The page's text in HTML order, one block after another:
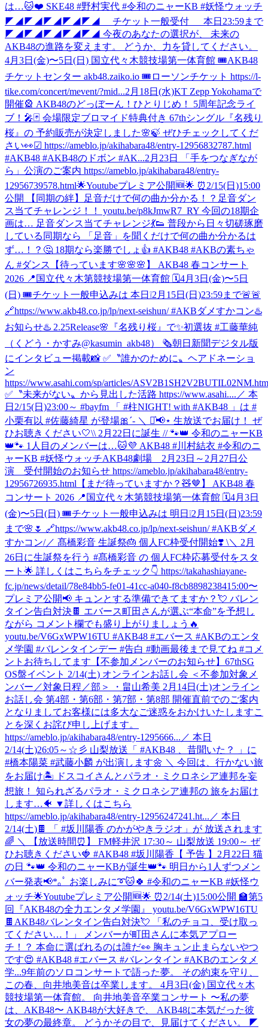
は…🐱❤️ SKE48 #野村実代 #令和のニャーKB #妖怪ウォッチ
◤◢◤◢◤◢◤◢◤◢ チケット一般受付 本日23:59まで
◤◢◤◢◤◢◤◢◤◢ 今夜のあなたの選択が、 未来の
AKB48の進路を変えます。 どうか、力を貸してください。
4月3日(金)〜5日(日) 国立代々木競技場第一体育館 🎟AKB48
チケットセンター akb48.zaiko.io 🎟ローソンチケット https://l-
tike.com/concert/mevent/?mid...2月18日(水)KT Zepp Yokohamaで
開催🎡 AKB48のどっぼーん！ひとりじめ！ 5周年記念ライ
ブ！🎤🃏 会場限定ブロマイド特典付き 67thシングル『名残り
桜』の 予約販売が決定しました🌸🍃 ぜひチェックしてくだ
さい👀☑︎ https://ameblo.jp/akihabara48/entry-12956832787.html
#AKB48 #AKB48のドボン #AK...2月23日 「手をつなぎなが
ら」公演のご案内 https://ameblo.jp/akihabara48/entry-
12956739578.html🌟Youtubeプレミア公開🆕🌟 ⏰2/15(日)15:00
公開 【同期の絆】足音だけで何の曲か分かる！？足音ダン
ス当てチャレンジ！！ youtu.be/p8kJmwR7_RY 今回の18期企
画は… 足音ダンス当てチャレンジ💃👟 普段から日々切磋琢磨
している同期なら 「足音」を聞くだけで何の曲か分かるは
ず…！？🤔 18期なら楽勝でしょ👍 #AKB48 #AKBの素ちゃ
ん #ダンス
【待っています🌸🌸🌸】 AKB48 春コンサート
2026 📍国立代々木第競技場第一体育館 🗓️4月3日(金)〜5日
(日) 🎟️チケット一般申込みは 本日❕2月15日(日)23:59まで🚨🚨
🔗https://www.akb48.co.jp/lp/next-seishun/ #AKBダメすかコン♨️
お知らせ♨️ 2.25Release🌸『名残り桜』で✨初選抜 #工藤華純
（くどう・かすみ@kasumin_akb48） 🗞朝日新聞デジタル版
にインタビュー掲載📸 ✅〝誰かのために〟ヘアドネーショ
ン
https://www.asahi.com/sp/articles/
✅〝未来がない〟から見出した活路 https://www.asahi.... ／ 本
日2/15(日)23:00～ #bayfm 「 #柱NIGHT! with #AKB48 」は #
小栗有以 #佐藤綺星 が登場🎀´‐ ＼ ⋆͛📢⋆ 生放送でお届け！ ぜ
ひお聴きください🤍\\ 2月22日に誕生 // 🐾👑 令和のニャーKB
👑🐾 1人目のメンバーは…🐱💜 AKB48 #川村結衣 #令和のニ
ャーKB #妖怪ウォッチAKB48劇場 2月23日～2月27日公
演 受付開始のお知らせ https://ameblo.jp/akihabara48/entry-
12956726935.html 【まだ待っていますか？🧸🤎】 AKB48 春
コンサート 2026 📍国立代々木第競技場第一体育館 🗓️4月3日
(金)〜5日(日) 🎟️チケット一般申込みは 明日❕2月15日(日)23:59
まで🌸🌷 🔗https://www.akb48.co.jp/lp/next-seishun/ #AKBダメ
すかコン/／ 髙橋彩音 生誕祭🎂 個人FC枠受付開始❣️ \＼ 2月
26日に生誕祭を行う #髙橋彩音 の 個人FC枠応募受付をスタ
ート🌟 詳しくはこちらをチェック👇 https://takahashiayane-
fc.jp/news/detail/78e84bb5-fe01-41cc-a040-f8cb8898238415:00〜
プレミア公開📢 キュンとする準備できてますか？💘 バレン
タイン告白対決🍫 エバース町田さんが選ぶ“本命”を予想し
ながら コメント欄でも盛り上がりましょう🔥
youtu.be/V6GxWPW16TU #AKB48 #エバース #AKBのエンタ
メ学園 #バレンタインデー #告白 #動画最後まで見てね #コメ
ントお待ちしてます 【不参加メンバーのお知らせ】67thSG
OS盤イベント 2/14(土) オンラインお話し会 ＜不参加対象メ
ンバー／対象日程／部＞ ・畠山希美 2月14日(土)オンライン
お話し会 第4部・第6部・第7部・第8部 開催直前でのご案内
となりましてお客様には多大なご迷惑をおかけいたしますこ
とを深くお詫び申し上げます。
https://ameblo.jp/akihabara48/entry-1295666... ／ 本日
2/14(土)26:05～☆彡 山梨放送「 #AKB48 、昔聞いた？ 」に
#橋本陽菜 #武藤小麟 が出演します🌼 ＼ 今回は、行かない旅
をお届け🏝️ ドスコイさんとパラオ・ミクロネシア連邦を妄
想旅！ 知られざるパラオ・ミクロネシア連邦の 旅をお届け
します…🐠 ▼詳しくはこちら
https://ameblo.jp/akihabara48/entry-12956247241.ht... ／ 本日
2/14(土)🍫 「 #坂川陽香 のかがやきラジオ」が 放送されます
🌈 ＼ 【放送時間⏰】 FM軽井沢 17:30～ 山梨放送 19:00～ ぜ
ひお聴きください🍓 #AKB48 #坂川陽香 【 予告 】2月22日 猫
の日 🐾👑 令和のニャーKBが誕生👑🐾 明日から1人ずつメン
バー発表📢*｡ﾟ お楽しみに➰🐱🍀 #令和のニャーKB #妖怪ウ
ォッチ🌟Youtubeプレミア公開🆕🌟 ⏰2/14(土)15:00公開 🏫第5
回『AKB48の全力エンタメ学園』 youtu.be/V6GxWPW16TU
🍫AKB48バレンタイン告白対決💘 「私のチョコ、受け取っ
てください…！」 メンバーが町田さんに本気アプロー
チ！？ 本命に選ばれるのは誰だ👀 胸キュン止まらないやつ
です😍 #AKB48 #エバース #バレンタイン #AKBのエンタメ
学...9年前のソロコンサートで語った夢。 その約束を守り、
この春、向井地美音は卒業します。 4月3日(金) 国立代々木
競技場第一体育館。 向井地美音卒業コンサート 〜私の夢
は、AKB48〜 AKB48が大好きで、 AKB48に本気だった彼
女の夢の最終章。 どうかその目で、見届けてください。 ◤